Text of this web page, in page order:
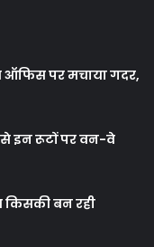
पर मचाया गदर,
से इन रूटों पर वन-वे
किसकी बन रही